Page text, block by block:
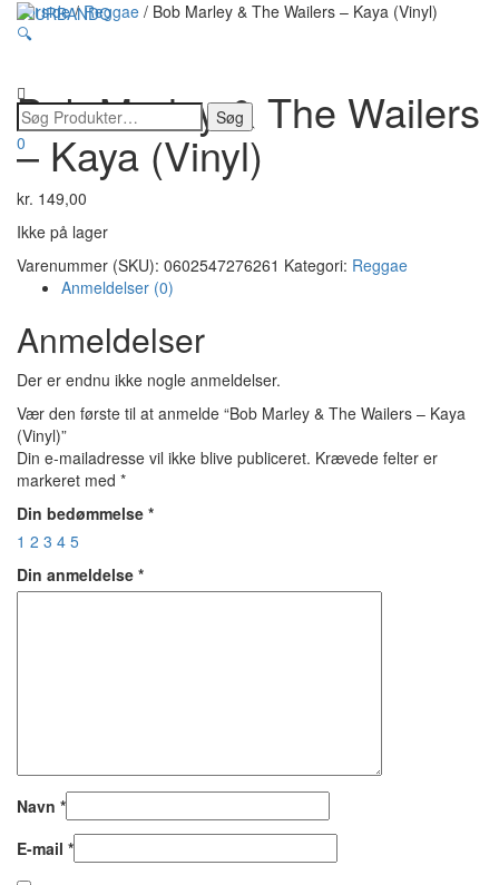
0
Forside/Reggae / Bob Marley & The Wailers – Kaya (Vinyl)
🔍
Bob Marley & The Wailers
– Kaya (Vinyl)
kr. 149,00
Ikke på lager
Varenummer (SKU): 0602547276261 Kategori: Reggae
Anmeldelser (0)
Anmeldelser
Der er endnu ikke nogle anmeldelser.
Vær den første til at anmelde “Bob Marley & The Wailers – Kaya
(Vinyl)”
Din e-mailadresse vil ikke blive publiceret. Krævede felter er
markeret med *
Din bedømmelse *
1 2 3 4 5
Din anmeldelse *
Navn *
E-mail *